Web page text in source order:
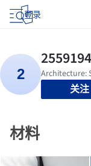
登录
关注
材料